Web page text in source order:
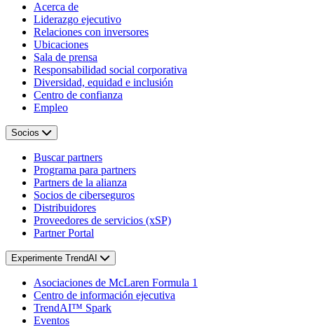
Acerca de
Liderazgo ejecutivo
Relaciones con inversores
Ubicaciones
Sala de prensa
Responsabilidad social corporativa
Diversidad, equidad e inclusión
Centro de confianza
Empleo
Socios
Buscar partners
Programa para partners
Partners de la alianza
Socios de ciberseguros
Distribuidores
Proveedores de servicios (xSP)
Partner Portal
Experimente TrendAI
Asociaciones de McLaren Formula 1
Centro de información ejecutiva
TrendAI™ Spark
Eventos